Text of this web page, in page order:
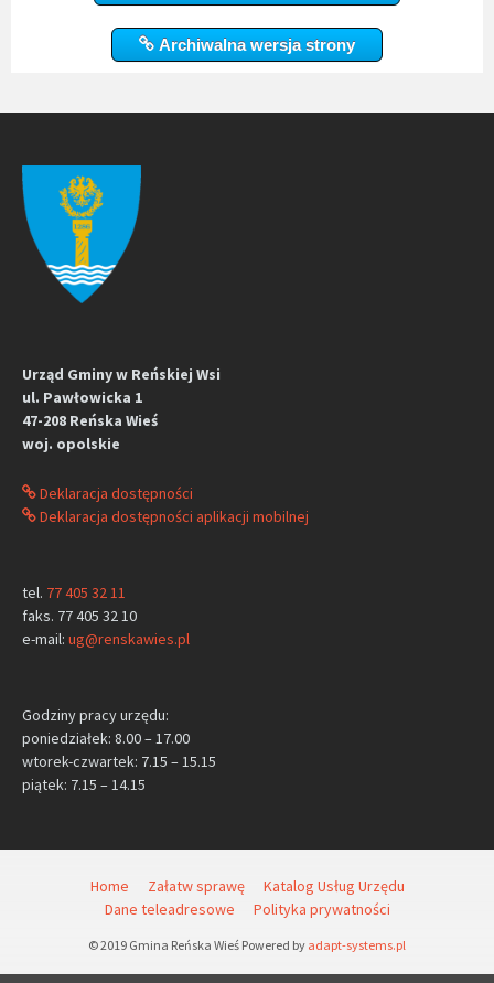
Archiwalna wersja strony
Urząd Gminy w Reńskiej Wsi
ul. Pawłowicka 1
47-208 Reńska Wieś
woj. opolskie
Deklaracja dostępności
Deklaracja dostępności aplikacji mobilnej
tel. 77 405 32 11
faks. 77 405 32 10
e-mail: ug@renskawies.pl
Godziny pracy urzędu:
poniedziałek: 8.00 – 17.00
wtorek-czwartek: 7.15 – 15.15
piątek: 7.15 – 14.15
Home Załatw sprawę
Katalog Usług Urzędu
Dane teleadresowe
Polityka prywatności
© 2019 Gmina Reńska Wieś Powered by adapt-systems.pl